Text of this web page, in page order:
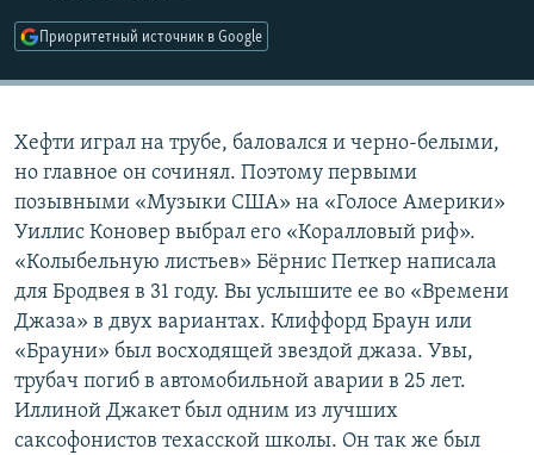
Приоритетный источник в Google
Хефти играл на трубе, баловался и черно-белыми,
но главное он сочинял. Поэтому первыми
позывными «Музыки США» на «Голосе Америки»
Уиллис Коновер выбрал его «Коралловый риф».
«Колыбельную листьев» Бёрнис Петкер написала
для Бродвея в 31 году. Вы услышите ее во «Времени
Джаза» в двух вариантах. Клиффорд Браун или
«Брауни» был восходящей звездой джаза. Увы,
трубач погиб в автомобильной аварии в 25 лет.
Иллиной Джакет был одним из лучших
саксофонистов техасской школы. Он так же был